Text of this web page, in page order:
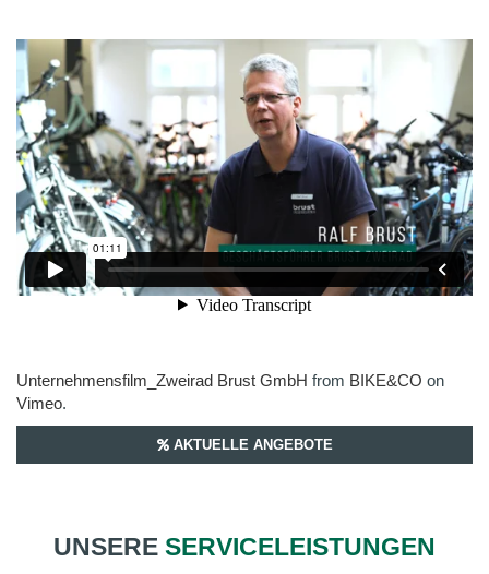
Unternehmensfilm_Zweirad Brust GmbH from BIKE&CO on
Vimeo.
AKTUELLE ANGEBOTE
UNSERE SERVICELEISTUNGEN